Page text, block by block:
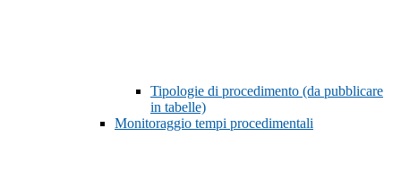
Tipologie di procedimento (da pubblicare
in tabelle)
Monitoraggio tempi procedimentali